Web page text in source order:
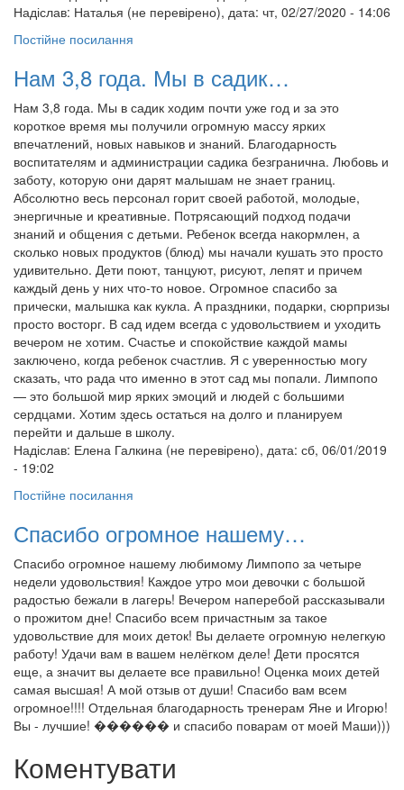
Надіслав: Наталья (не перевірено), дата: чт, 02/27/2020 - 14:06
Постійне посилання
Нам 3,8 года. Мы в садик…
Нам 3,8 года. Мы в садик ходим почти уже год и за это
короткое время мы получили огромную массу ярких
впечатлений, новых навыков и знаний. Благодарность
воспитателям и администрации садика безгранична. Любовь и
заботу, которую они дарят малышам не знает границ.
Абсолютно весь персонал горит своей работой, молодые,
энергичные и креативные. Потрясающий подход подачи
знаний и общения с детьми. Ребенок всегда накормлен, а
сколько новых продуктов (блюд) мы начали кушать это просто
удивительно. Дети поют, танцуют, рисуют, лепят и причем
каждый день у них что-то новое. Огромное спасибо за
прически, малышка как кукла. А праздники, подарки, сюрпризы
просто восторг. В сад идем всегда с удовольствием и уходить
вечером не хотим. Счастье и спокойствие каждой мамы
заключено, когда ребенок счастлив. Я с уверенностью могу
сказать, что рада что именно в этот сад мы попали. Лимпопо
— это большой мир ярких эмоций и людей с большими
сердцами. Хотим здесь остаться на долго и планируем
перейти и дальше в школу.
Надіслав: Елена Галкина (не перевірено), дата: сб, 06/01/2019
- 19:02
Постійне посилання
Спасибо огромное нашему…
Спасибо огромное нашему любимому Лимпопо за четыре
недели удовольствия! Каждое утро мои девочки с большой
радостью бежали в лагерь! Вечером наперебой рассказывали
о прожитом дне! Спасибо всем причастным за такое
удовольствие для моих деток! Вы делаете огромную нелегкую
работу! Удачи вам в вашем нелёгком деле! Дети просятся
еще, а значит вы делаете все правильно! Оценка моих детей
самая высшая! А мой отзыв от души! Спасибо вам всем
огромное!!!! Отдельная благодарность тренерам Яне и Игорю!
Вы - лучшие! ������ и спасибо поварам от моей Маши)))
Коментувати